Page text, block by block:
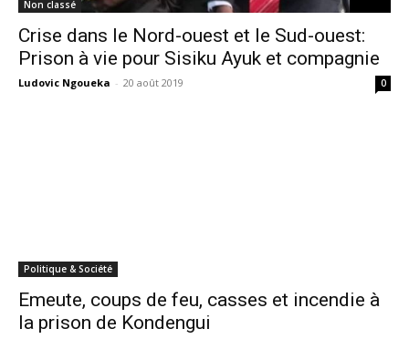
Non classé
Crise dans le Nord-ouest et le Sud-ouest:
Prison à vie pour Sisiku Ayuk et compagnie
Ludovic Ngoueka - 20 août 2019 0
Politique & Société
Emeute, coups de feu, casses et incendie à
la prison de Kondengui